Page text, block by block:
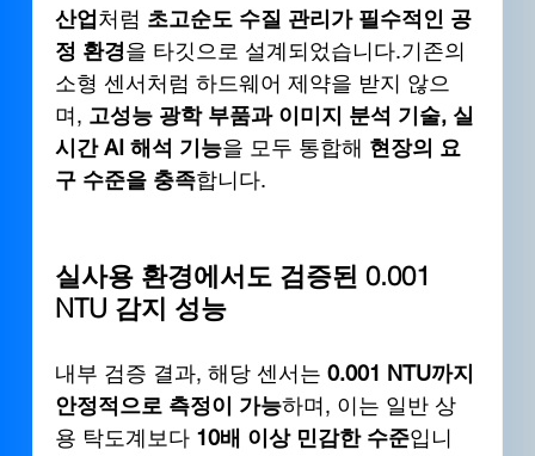
산업처럼 초고순도 수질 관리가 필수적인 공
정 환경을 타깃으로 설계되었습니다.기존의
소형 센서처럼 하드웨어 제약을 받지 않으
며, 고성능 광학 부품과 이미지 분석 기술, 실
시간 AI 해석 기능을 모두 통합해 현장의 요
구 수준을 충족합니다.
실사용 환경에서도 검증된 0.001
NTU 감지 성능
내부 검증 결과, 해당 센서는 0.001 NTU까지
안정적으로 측정이 가능하며, 이는 일반 상
용 탁도계보다 10배 이상 민감한 수준입니